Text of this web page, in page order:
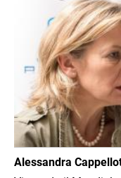
Alessandra